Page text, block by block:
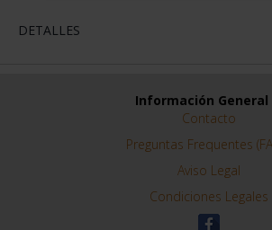
DETALLES
Información General
Contacto
Preguntas Frequentes
Aviso Legal
Condiciones Legales